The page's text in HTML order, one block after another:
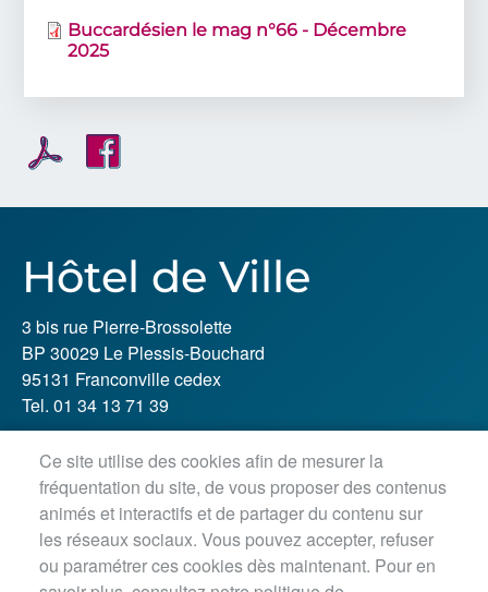
Buccardésien le mag n°66 - Décembre
2025
Hôtel de Ville
3 bis rue Pierre-Brossolette
BP 30029 Le Plessis-Bouchard
95131 Franconville cedex
Tel. 01 34 13 71 39
Horaires d'ouverture :
Lundi, jeudi, vendredi : 8h30-12h / 13h30-18h
Mardi : 8h30-12h / 13h30-18h45
Mercredi matin : 8h30-12h45
Ce site utilise des cookies afin de mesurer la
fréquentation du site, de vous proposer des contenus
animés et interactifs et de partager du contenu sur
les réseaux sociaux. Vous pouvez accepter, refuser
ou paramétrer ces cookies dès maintenant. Pour en